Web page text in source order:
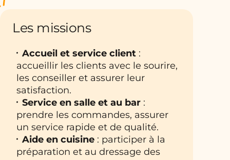
Les missions
Accueil et service client :
accueillir les clients avec le sourire,
les conseiller et assurer leur
satisfaction.
Service en salle et au bar :
prendre les commandes, assurer
un service rapide et de qualité.
Aide en cuisine : participer à la
préparation et au dressage des